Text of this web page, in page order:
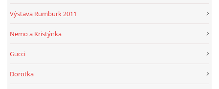
Výstava Rumburk 2011
Nemo a Kristýnka
Gucci
Dorotka